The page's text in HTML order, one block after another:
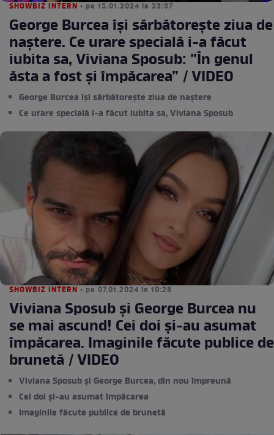
SHOWBIZ INTERN • pe 15.01.2024 la 23:37
George Burcea își sărbătorește ziua de
naștere. Ce urare specială i-a făcut
iubita sa, Viviana Sposub: ”În genul
ăsta a fost și împăcarea” / VIDEO
George Burcea își sărbătorește ziua de naștere
Ce urare specială i-a făcut iubita sa, Viviana Sposub
SHOWBIZ INTERN • pe 07.01.2024 la 10:28
Viviana Sposub și George Burcea nu
se mai ascund! Cei doi și-au asumat
împăcarea. Imaginile făcute publice de
brunetă / VIDEO
Viviana Sposub și George Burcea, din nou împreună
Cei doi și-au asumat împăcarea
Imaginile făcute publice de brunetă